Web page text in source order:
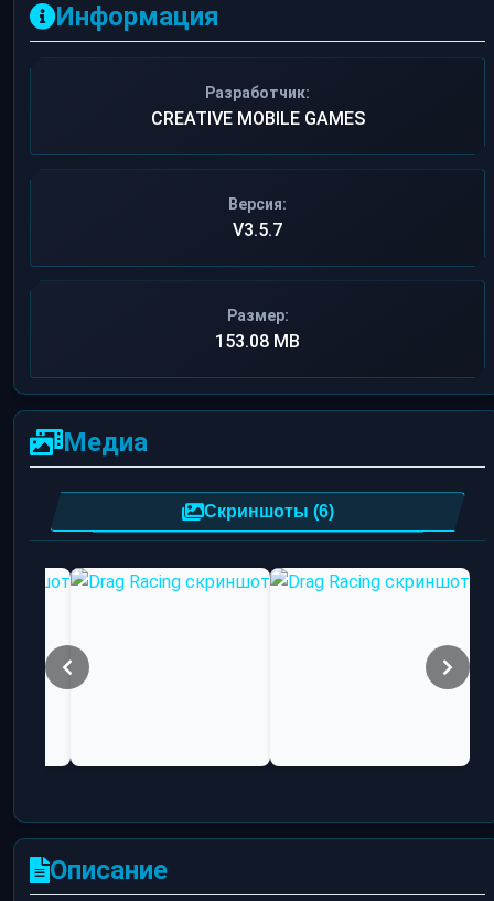
Информация
Разработчик:
CREATIVE MOBILE GAMES
Версия:
V3.5.7
Размер:
153.08 MB
Медиа
Скриншоты (6)
Описание